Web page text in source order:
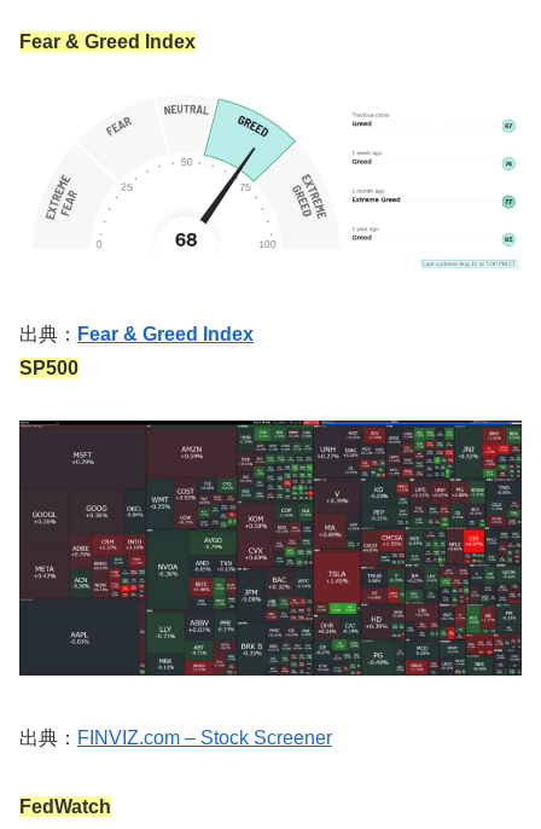
Fear & Greed Index
出典： Fear & Greed Index
SP500
出典： FINVIZ.com – Stock Screener
FedWatch